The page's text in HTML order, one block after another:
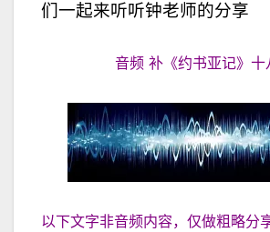
们一起来听听钟老师的分享
音频 补《约书亚记》十
以下文字非音频内容，仅做粗略分